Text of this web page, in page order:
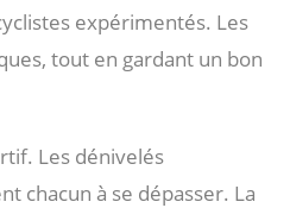
expérimentés. Les
tout en gardant un bon
Les dénivelés
chacun à se dépasser. La